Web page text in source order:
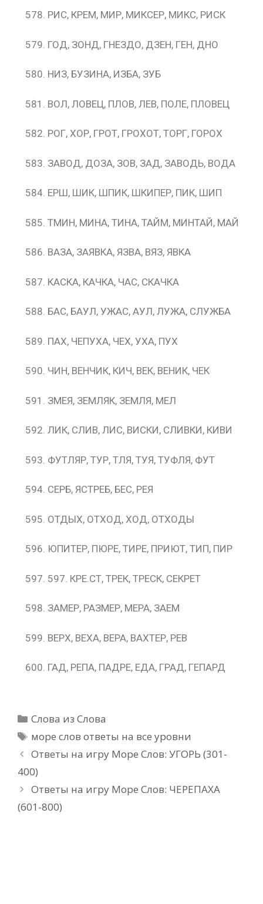
РИС, КРЕМ, МИР, МИКСЕР, МИКС, РИСК
ГОД, ЗОНД, ГНЕЗДО, ДЗЕН, ГЕН, ДНО
НИЗ, БУЗИНА, ИЗБА, ЗУБ
ВОЛ, ЛОВЕЦ, ПЛОВ, ЛЕВ, ПОЛЕ, ПЛОВЕЦ
РОГ, ХОР, ГРОТ, ГРОХОТ, ТОРГ, ГОРОХ
ЗАВОД, ДОЗА, ЗОВ, ЗАД, ЗАВОДЬ, ВОДА
ЕРШ, ШИК, ШПИК, ШКИПЕР, ПИК, ШИП
ТМИН, МИНА, ТИНА, ТАЙМ, МИНТАЙ, МАЙ
ВАЗА, ЗАЯВКА, ЯЗВА, ВЯЗ, ЯВКА
КАСКА, КАЧКА, ЧАС, СКАЧКА
БАС, БАУЛ, УЖАС, АУЛ, ЛУЖА, СЛУЖБА
ПАХ, ЧЕПУХА, ЧЕХ, УХА, ПУХ
ЧИН, ВЕНЧИК, КИЧ, ВЕК, ВЕНИК, ЧЕК
ЗМЕЯ, ЗЕМЛЯК, ЗЕМЛЯ, МЕЛ
ЛИК, СЛИВ, ЛИС, ВИСКИ, СЛИВКИ, КИВИ
ФУТЛЯР, ТУР, ТЛЯ, ТУЯ, ТУФЛЯ, ФУТ
СЕРБ, ЯСТРЕБ, БЕС, РЕЯ
ОТДЫХ, ОТХОД, ХОД, ОТХОДЫ
ЮПИТЕР, ПЮРЕ, ТИРЕ, ПРИЮТ, ТИП, ПИР
597. КРЕ.СТ, ТРЕК, ТРЕСК, СЕКРЕТ
ЗАМЕР, РАЗМЕР, МЕРА, ЗАЕМ
ВЕРХ, ВЕХА, ВЕРА, ВАХТЕР, РЕВ
ГАД, РЕПА, ПАДРЕ, ЕДА, ГРАД, ГЕПАРД
Рубрики
Слова из Слова
Метки
море слов ответы на все уровни
Ответы на игру Море Слов: УГОРЬ (301-
400)
Ответы на игру Море Слов: ЧЕРЕПАХА
(601-800)